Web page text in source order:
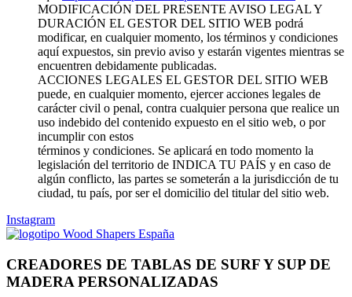
MODIFICACIÓN DEL PRESENTE AVISO LEGAL Y
DURACIÓN EL GESTOR DEL SITIO WEB podrá
modificar, en cualquier momento, los términos y condiciones
aquí expuestos, sin previo aviso y estarán vigentes mientras se
encuentren debidamente publicadas.
ACCIONES LEGALES EL GESTOR DEL SITIO WEB
puede, en cualquier momento, ejercer acciones legales de
carácter civil o penal, contra cualquier persona que realice un
uso indebido del contenido expuesto en el sitio web, o por
incumplir con estos
términos y condiciones. Se aplicará en todo momento la
legislación del territorio de INDICA TU PAÍS y en caso de
algún conflicto, las partes se someterán a la jurisdicción de tu
ciudad, tu país, por ser el domicilio del titular del sitio web.
Instagram
CREADORES DE TABLAS DE SURF Y SUP DE
MADERA PERSONALIZADAS